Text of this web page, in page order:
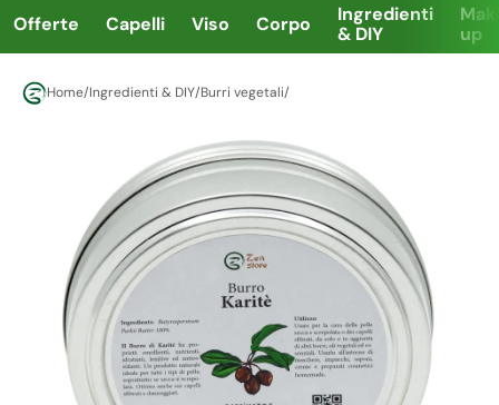
Offerte Capelli Viso Corpo
Ingredienti
& DIY
up
Home/Ingredienti & DIY/Burri vegetali/